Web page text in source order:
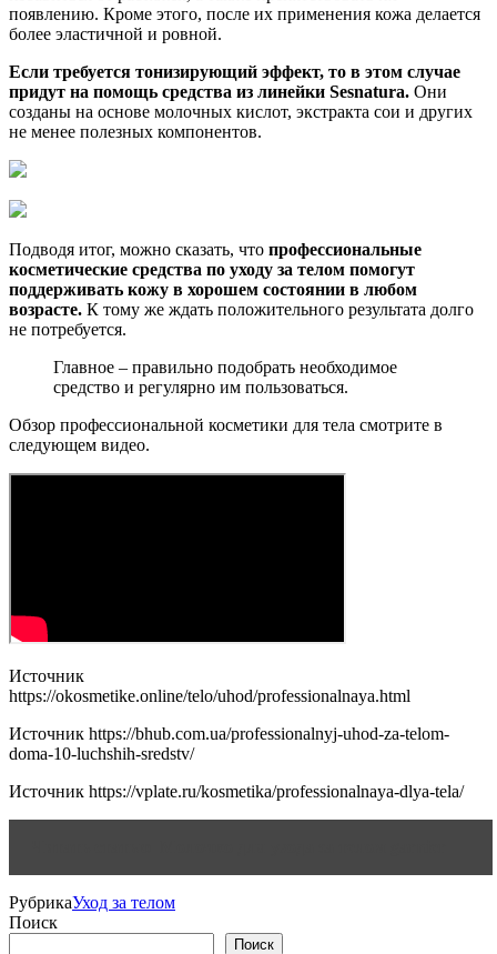
появлению. Кроме этого, после их применения кожа делается
более эластичной и ровной.
Если требуется тонизирующий эффект, то в этом случае
придут на помощь средства из линейки Sesnatura. Они
созданы на основе молочных кислот, экстракта сои и других
не менее полезных компонентов.
Подводя итог, можно сказать, что профессиональные
косметические средства по уходу за телом помогут
поддерживать кожу в хорошем состоянии в любом
возрасте. К тому же ждать положительного результата долго
не потребуется.
Главное – правильно подобрать необходимое
средство и регулярно им пользоваться.
Обзор профессиональной косметики для тела смотрите в
следующем видео.
Источник
https://okosmetike.online/telo/uhod/professionalnaya.html
Источник https://bhub.com.ua/professionalnyj-uhod-za-telom-
doma-10-luchshih-sredstv/
Источник https://vplate.ru/kosmetika/professionalnaya-dlya-tela/
РубрикаУход за телом
Поиск
Поиск